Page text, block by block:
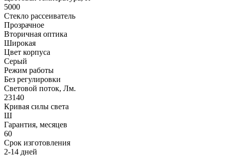
5000
Стекло рассеиватель
Прозрачное
Вторичная оптика
Широкая
Цвет корпуса
Серый
Режим работы
Без регулировки
Световой поток, Лм.
23140
Кривая силы света
Ш
Гарантия, месяцев
60
Срок изготовления
2-14 дней